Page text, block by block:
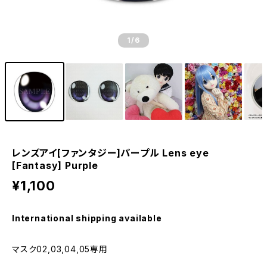
1 /6
レンズアイ[ファンタジー]パープル Lens eye
[Fantasy] Purple
¥1,100
International shipping available
マスク02,03,04,05専用